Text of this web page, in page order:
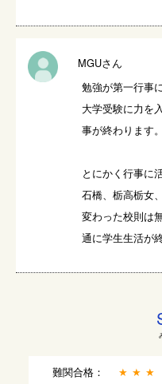
MGUさん
勉強が第一行事
大学受験に力を
事が終わります。
とにかく行事に
石橋、栃高栃女
変わった校則は
通に学生生活が
難関合格： ★★★